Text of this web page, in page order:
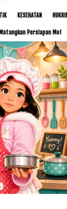
KESEHATAN
Persiapan MotoGP